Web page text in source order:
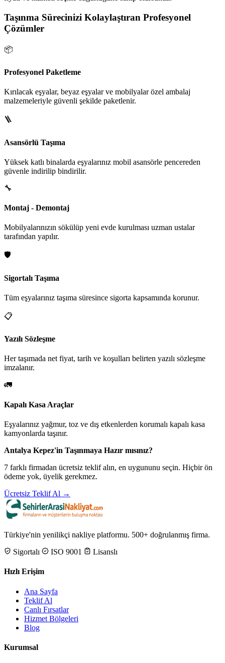
Taşınma Sürecinizi Kolaylaştıran Profesyonel
Çözümler
📦
Profesyonel Paketleme
Kırılacak eşyalar, beyaz eşyalar ve mobilyalar özel ambalaj
malzemeleriyle güvenli şekilde paketlenir.
🪜
Asansörlü Taşıma
Yüksek katlı binalarda eşyalarınız mobil asansörle pencereden
güvenle indirilip bindirilir.
🔧
Montaj - Demontaj
Mobilyalarınızın sökülüp yeni evde kurulması uzman ustalar
tarafından yapılır.
🛡️
Sigortalı Taşıma
Tüm eşyalarınız taşıma süresince sigorta kapsamında korunur.
📋
Yazılı Sözleşme
Her taşımada net fiyat, tarih ve koşulları belirten yazılı sözleşme
imzalanır.
🚛
Kapalı Kasa Araçlar
Eşyalarınız yağmur, toz ve dış etkenlerden korumalı kapalı kasa
kamyonlarda taşınır.
Antalya Kepez'in Taşınmaya Hazır mısınız?
7 farklı firmadan ücretsiz teklif alın, en uygununu seçin. Hiçbir ön
ödeme yok, üyelik gerekmez.
Ücretsiz Teklif Al →
Türkiye'nin yenilikçi nakliye platformu. 500+ doğrulanmış firma.
Sigortalı
ISO 9001 Lisanslı
Hızlı Erişim
Ana Sayfa
Teklif Al
Canlı Fırsatlar
Hizmet Bölgeleri
Blog
Kurumsal